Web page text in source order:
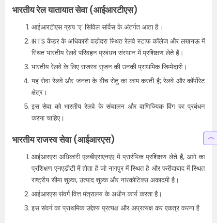
भारतीय रेल यातायात सेवा (आईआरटीएस)
आईआरटीएस ग्रुप ‘ए’ सिविल सर्विस के अंतर्गत आता है।
IRTS कैडर के अधिकारी वडोदरा स्थित रेलवे स्टाफ कॉलेज और लखनऊ में
स्थित भारतीय रेलवे परिवहन प्रबंधन संस्थान में प्रशिक्षण लेते हैं।
भारतीय रेलवे के लिए राजस्व सृजन की उनकी प्राथमिक जिम्मेदारी।
यह सेवा रेलवे और जनता के बीच सेतु का काम करती है; रेलवे और कॉर्पोरेट
क्षेत्र।
इस सेवा को भारतीय रेलवे के संचालन और वाणिज्यिक विंग का प्रबंधन
करना चाहिए।
भारतीय राजस्व सेवा (आईआरएस)
आईआरएस अधिकारी एलबीएसएनएए में प्रारंभिक प्रशिक्षण लेते हैं, आगे का
प्रशिक्षण एनएडीटी में होता है जो नागपुर में स्थित है और फरीदाबाद में स्थित
राष्ट्रीय सीमा शुल्क, उत्पाद शुल्क और नारकोटिक्स अकादमी है।
आईआरएस संवर्ग वित्त मंत्रालय के अधीन कार्य करता है।
इस संवर्ग का प्राथमिक उद्देश्य प्रत्यक्ष और अप्रत्यक्ष कर एकत्र करना है